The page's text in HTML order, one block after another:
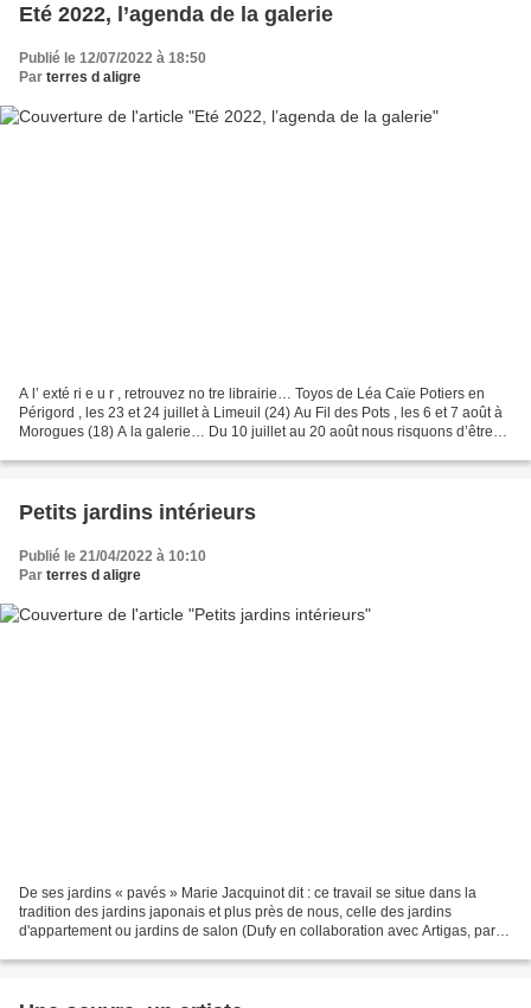
Eté 2022, l’agenda de la galerie
Publié le 12/07/2022 à 18:50
Par terres d aligre
A l’ exté ri e u r , retrouvez no tre librairie… Toyos de Léa Caïe Potiers en
Périgord , les 23 et 24 juillet à Limeuil (24) Au Fil des Pots , les 6 et 7 août à
Morogues (18) A la galerie… Du 10 juillet au 20 août nous risquons d’être
Petits jardins intérieurs
Publié le 21/04/2022 à 10:10
Par terres d aligre
De ses jardins « pavés » Marie Jacquinot dit : ce travail se situe dans la
tradition des jardins japonais et plus près de nous, celle des jardins
d'appartement ou jardins de salon (Dufy en collaboration avec Artigas, par